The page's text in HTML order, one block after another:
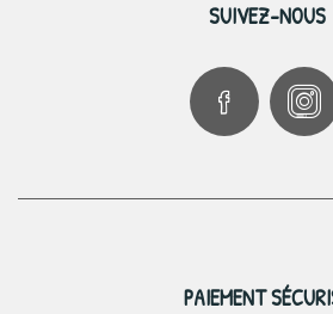
SUIVEZ-NOUS
PAIEMENT